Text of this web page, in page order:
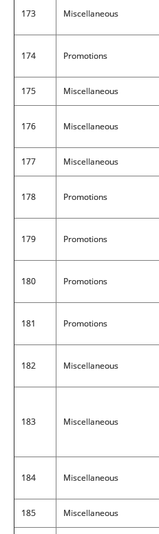
173 Miscellaneous
174 Promotions
175 Miscellaneous
176 Miscellaneous
177 Miscellaneous
178 Promotions
179 Promotions
180 Promotions
181 Promotions
182 Miscellaneous
183 Miscellaneous
184 Miscellaneous
185 Miscellaneous